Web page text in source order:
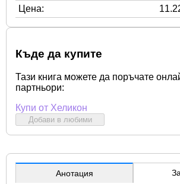
Цена:
Къде да купите
Тази книга можете да поръчате
партньори:
Купи от Хеликон
Добави в любими
Анотация